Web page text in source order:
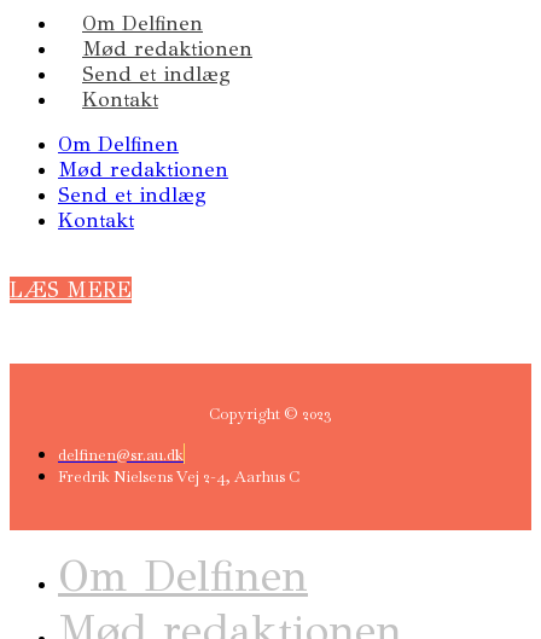
Om Delfinen
Mød redaktionen
Send et indlæg
Kontakt
Om Delfinen
Mød redaktionen
Send et indlæg
Kontakt
LÆS MERE
Copyright © 2023
delfinen@sr.au.dk
Fredrik Nielsens Vej 2-4, Aarhus C
Om Delfinen